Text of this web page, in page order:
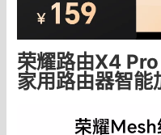
荣耀路由X4
家用路由器智能